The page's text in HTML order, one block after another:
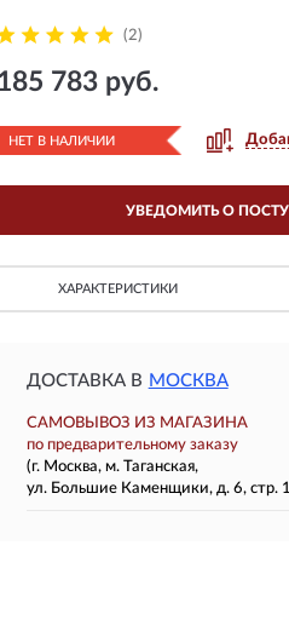
(2)
783 руб.
НЕТ В НАЛИЧИИ
УВЕДОМИТЬ О
ХАРАКТЕРИСТИКИ
ДОСТАВКА В МОСКВА
САМОВЫВОЗ ИЗ МАГАЗИНА
по предварительному заказу
(г. Москва, м. Таганская,
ул. Большие Каменщики, д. 6, стр.